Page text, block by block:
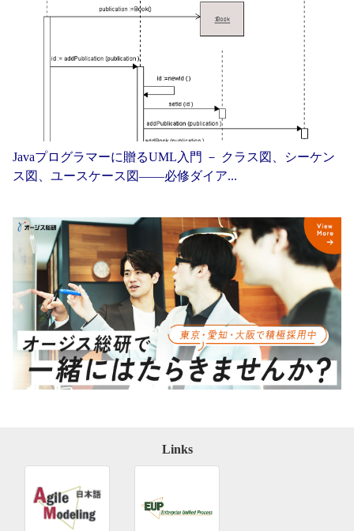
Javaプログラマーに贈るUML入門 － クラス図、シーケン
ス図、ユースケース図——必修ダイア...
Links